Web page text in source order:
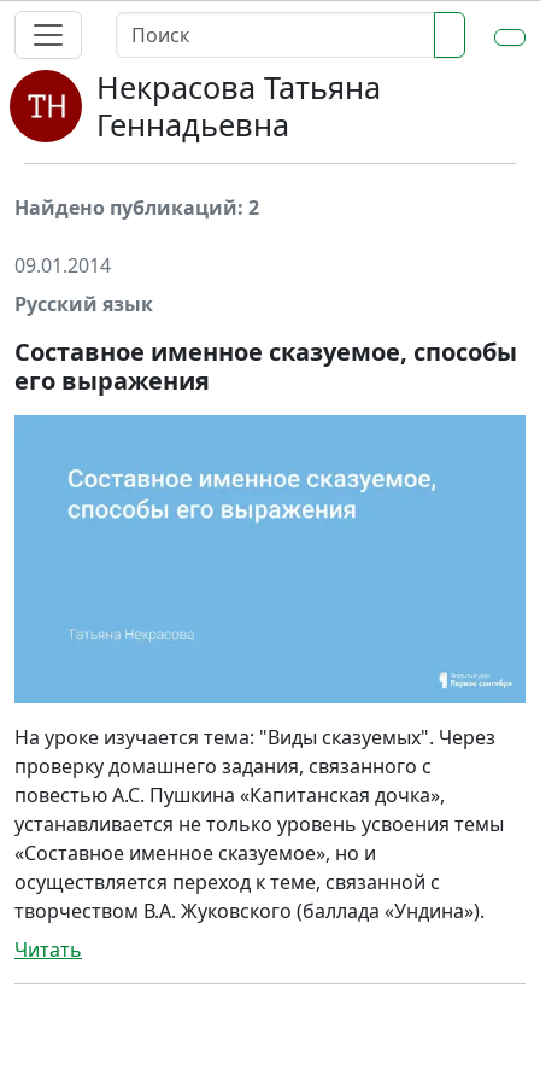
Некрасова Татьяна
Геннадьевна
Найдено публикаций: 2
09.01.2014
Русский язык
Составное именное сказуемое, способы
его выражения
На уроке изучается тема: "Виды сказуемых". Через
проверку домашнего задания, связанного с
повестью А.С. Пушкина «Капитанская дочка»,
устанавливается не только уровень усвоения темы
«Составное именное сказуемое», но и
осуществляется переход к теме, связанной с
творчеством В.А. Жуковского (баллада «Ундина»).
Читать